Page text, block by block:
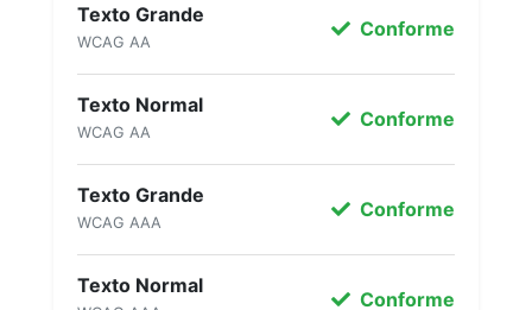
Texto Grande
WCAG AA
Conforme
Texto Normal
WCAG AA
Conforme
Texto Grande
WCAG AAA
Conforme
Texto Normal
Conforme